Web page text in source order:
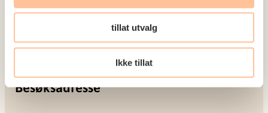
tillat utvalg
Ikke tillat
0409 Oslo
Besøksadresse